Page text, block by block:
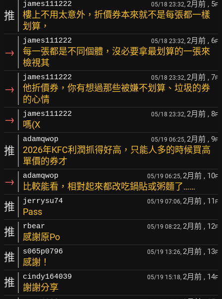
推
james111222 05/18 23:32, 2月前 , 5F
樓上不用太意外，折價券本來就不是每張都一樣
划算，
→
james111222 05/18 23:32, 2月前 , 6F
每一張都是不同個體，沒必要拿最划算的一張來
檢視其
→
james111222 05/18 23:32, 2月前 , 7F
他折價券，你有想過那些被嫌不划算、垃圾的券
的心情
→ james111222 05/18 23:32, 2月前 , 8F
嗎(X
推
adamqwop 05/19 06:25, 2月前 , 9F
2026年KFC利潤抓得好高，只能人多的時候買高
單價的券才
→ adamqwop 05/19 06:25, 2月前 , 10F
比較能看，相對起來都改吃鍋貼或粥麵了……
推 jerrysu74 05/19 07:06, 2月前 , 11 F
Pass
推 rbear 05/19 08:22, 2月前 , 12F
感謝原Po
推 s065p0796 05/19 13:26, 2月前 , 13F
感謝！
推 cindy164039 05/19 15:18, 2月前 , 14F
謝謝分享